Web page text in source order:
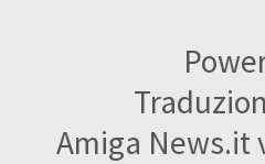
Amiga News.it